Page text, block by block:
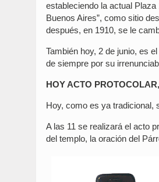
estableciendo la actual
Buenos Aires”, como sitio
después, en 1910, se le
También hoy, 2 de junio, es
de siempre por su
HOY ACTO
Hoy, como es ya tradicional,
A las 11 se realizará el acto
del templo, la oración del